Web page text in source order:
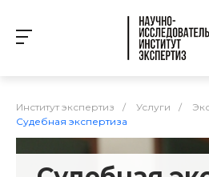
Институт экспертиз / Услуги /
Судебная экспертиза